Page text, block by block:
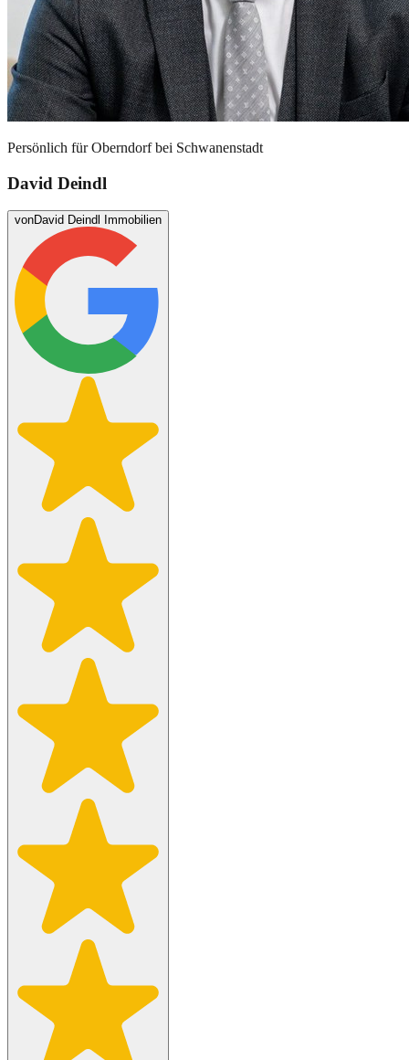
Persönlich fürOberndorf bei Schwanenstadt
David Deindl
vonDavid Deindl Immobilien